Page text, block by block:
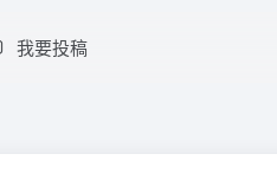
我要投稿